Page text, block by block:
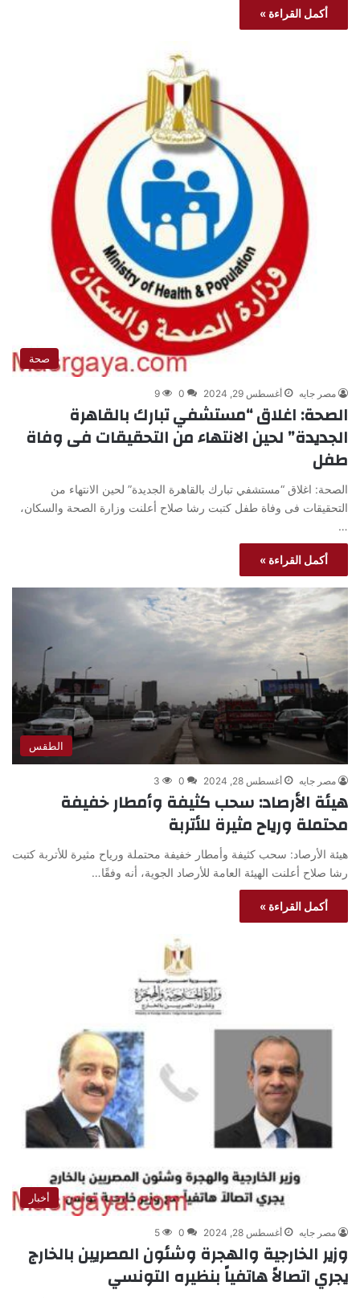
أكمل القراءة »
صحة
مصر جايه أغسطس 29, 2024 0
9
الصحة: اغلاق “مستشفي تبارك بالقاهرة
الجديدة” لحين الانتهاء من التحقيقات فى وفاة
طفل
الصحة: اغلاق “مستشفي تبارك بالقاهرة الجديدة” لحين الانتهاء من
التحقيقات فى وفاة طفل كتبت رشا صلاح أعلنت وزارة الصحة والسكان،
…
أكمل القراءة »
الطقس
مصر جايه أغسطس 28, 2024 0
3
هيئة الأرصاد: سحب كثيفة وأمطار خفيفة
محتملة ورياح مثيرة للأتربة
هيئة الأرصاد: سحب كثيفة وأمطار خفيفة محتملة ورياح مثيرة للأتربة كتبت
رشا صلاح أعلنت الهيئة العامة للأرصاد الجوية، أنه وفقًا…
أكمل القراءة »
أخبار
مصر جايه أغسطس 28, 2024 0
5
وزير الخارجية والهجرة وشئون المصريين بالخارج
يجري اتصالاً هاتفياً بنظيره التونسي